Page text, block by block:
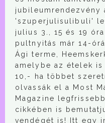
jubileumrendezvény
'szuperjulisulibuli'
julius 3., 15 és 19
pultnyitás már 14-
Ági terme,
amelybe az ételek
10,- ha többet
olvassák el a Most
Magazine
cikkében is
vendégét is! Itt egy